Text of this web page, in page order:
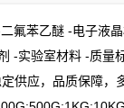
氟苯乙醚 -电子液
-实验室材料 -质量
供应，品质保障，